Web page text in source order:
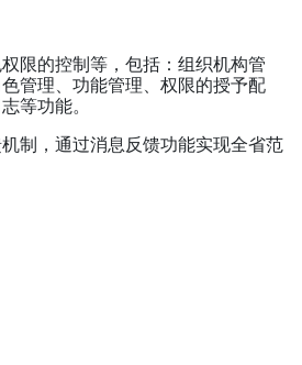
限的控制等，包括：组织机构管
管理、功能管理、权限的授予配
等功能。
制，通过消息反馈功能实现全省范